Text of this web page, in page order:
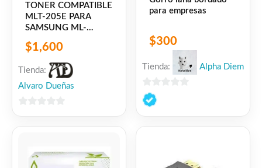
TONER COMPATIBLE
MLT-205E PARA
SAMSUNG ML-
3300/3310/3312/3710/3712
SCX
4833/4835/5637/5639/5737/5739
HIGH YIELD
$1,600
Tienda:
Alvaro Dueñas
para empresas
$300
Tienda: Alpha Diem
0
de